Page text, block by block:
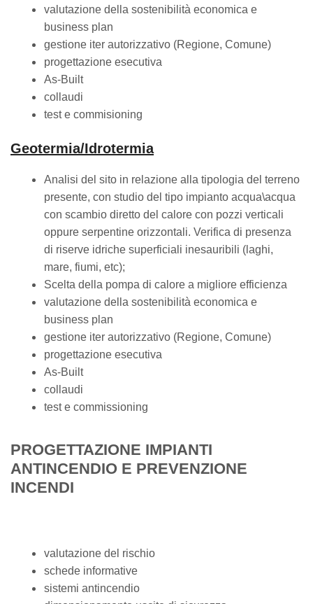
valutazione della sostenibilità economica e
business plan
gestione iter autorizzativo (Regione, Comune)
progettazione esecutiva
As-Built
collaudi
test e commisioning
Geotermia/Idrotermia
Analisi del sito in relazione alla tipologia del terreno
presente, con studio del tipo impianto acqua\acqua
con scambio diretto del calore con pozzi verticali
oppure serpentine orizzontali. Verifica di presenza
di riserve idriche superficiali inesauribili (laghi,
mare, fiumi, etc);
Scelta della pompa di calore a migliore efficienza
valutazione della sostenibilità economica e
business plan
gestione iter autorizzativo (Regione, Comune)
progettazione esecutiva
As-Built
collaudi
test e commissioning
PROGETTAZIONE IMPIANTI
ANTINCENDIO E PREVENZIONE
INCENDI
valutazione del rischio
schede informative
sistemi antincendio